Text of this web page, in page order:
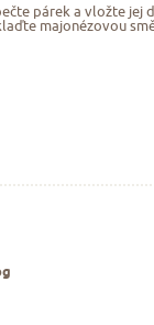
párek a vložte jej
majonézovou